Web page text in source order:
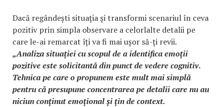
Dacă regândești situația și transformi scenariul în ceva
pozitiv prin simpla observare a celorlalte detalii pe
care le-ai remarcat îți va fi mai ușor să-ți revii.
„Analiza situației cu scopul de a identifica emoții
pozitive este solicitantă din punct de vedere cognitiv.
Tehnica pe care o propunem este mult mai simplă
pentru că presupune concentrarea pe detalii care nu au
niciun conținut emoțional și țin de context.